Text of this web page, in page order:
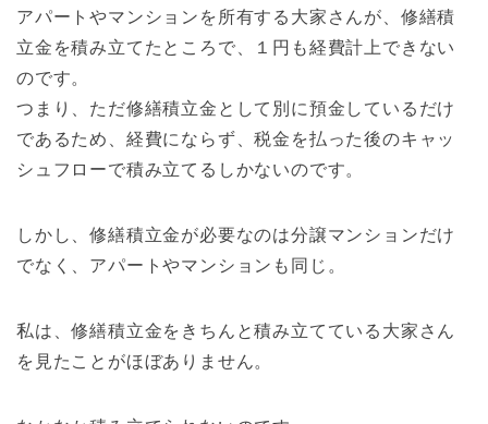
アパートやマンションを所有する大家さんが、修繕積
立金を積み立てたところで、１円も経費計上できない
のです。
つまり、ただ修繕積立金として別に預金しているだけ
であるため、経費にならず、税金を払った後のキャッ
シュフローで積み立てるしかないのです。
しかし、修繕積立金が必要なのは分譲マンションだけ
でなく、アパートやマンションも同じ。
私は、修繕積立金をきちんと積み立てている大家さん
を見たことがほぼありません。